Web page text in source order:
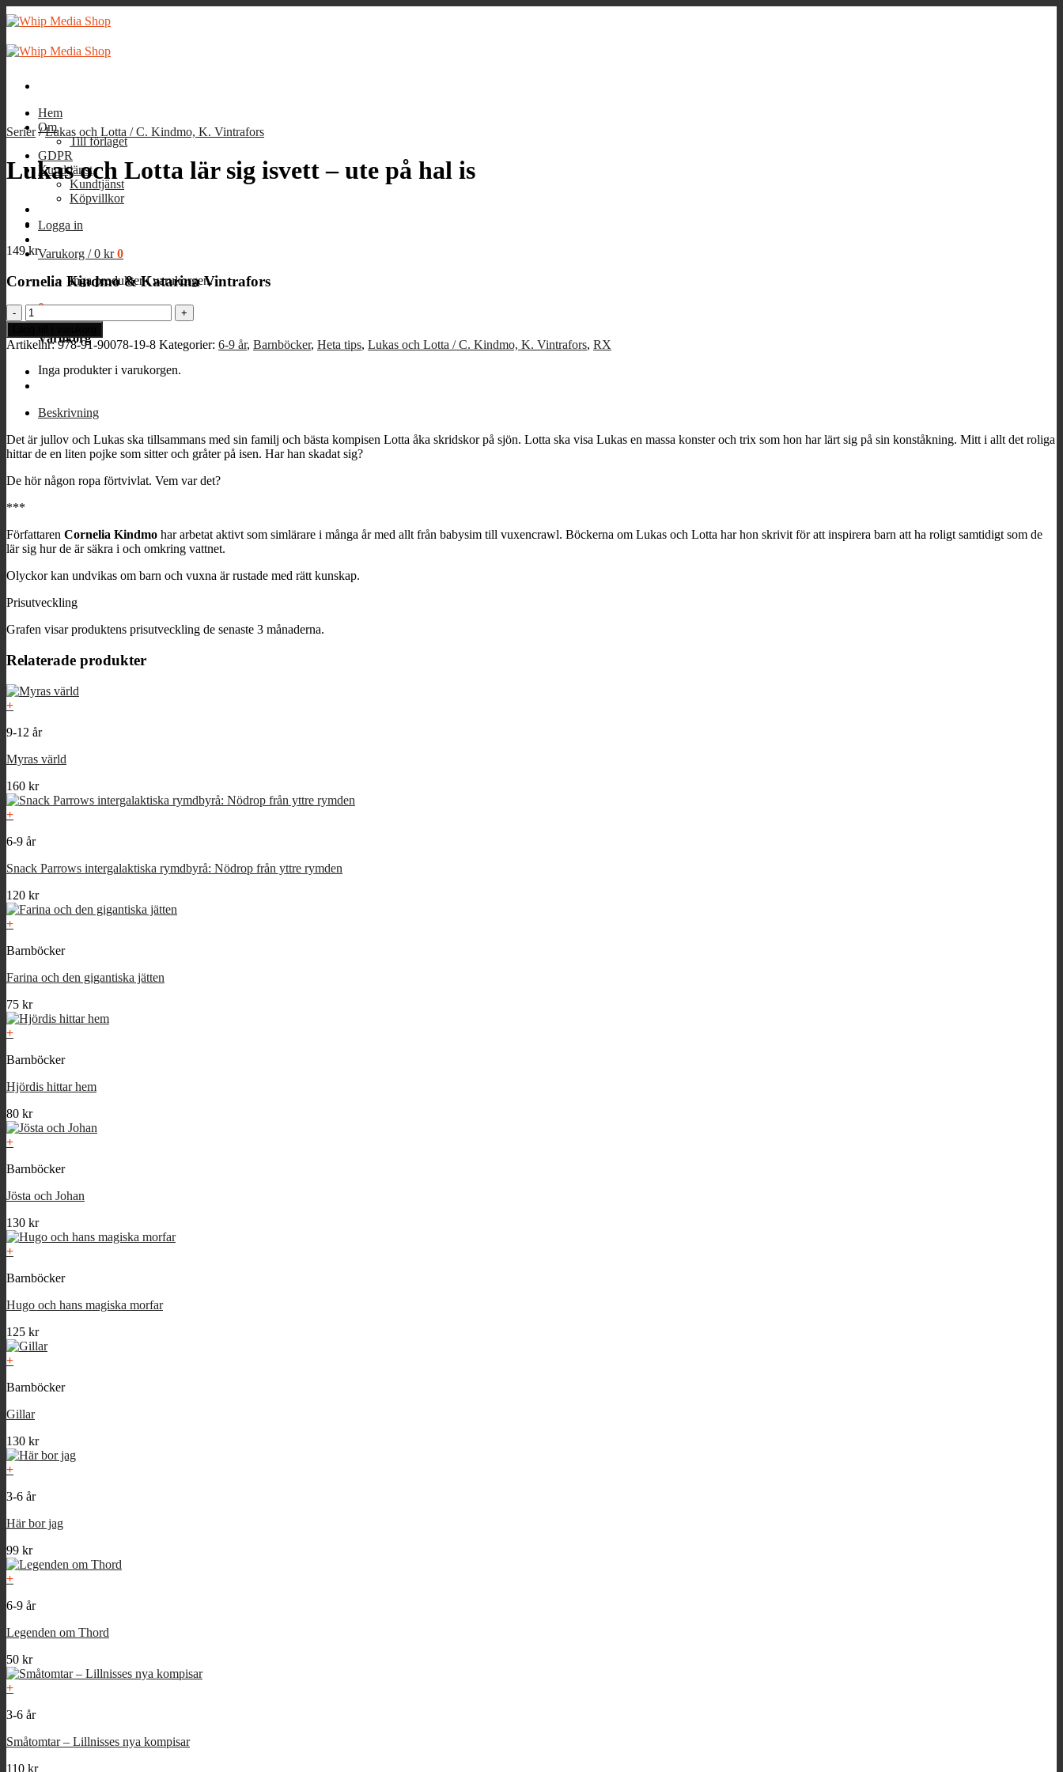
Skip
to
Hem
Om
Till förlaget
GDPR
Kundtjänst
Kundtjänst
Köpvillkor
Logga in
Varukorg /0 kr 0
Inga produkter i varukorgen.
0
Varukorg
Inga produkter i varukorgen.
Serier / Lukas och Lotta / C. Kindmo, K. Vintrafors
Lukas och Lotta lär sig isvett – ute på hal is
149kr
Cornelia Kindmo & Katarina Vintrafors
Lukas
och
Lotta
lär
sig
isvett
ute
hal
is
Artikelnr:978-91-90078-19-8 Kategorier: 6-9 år, Barnböcker, Heta tips, Lukas och Lotta / C. Kindmo, K. Vintrafors, RX
Beskrivning
Det är jullov och Lukas ska tillsammans med sin familj och bästa kompisen Lotta åka skridskor på sjön. Lotta ska visa Lukas en massa konster och trix som hon har lärt sig på sin konståkning. Mitt i allt det roliga
hittar de en liten pojke som sitter och gråter på isen. Har han skadat sig?
De hör någon ropa förtvivlat. Vem var det?
***
Författaren Cornelia Kindmo har arbetat aktivt som simlärare i många år med allt från babysim till vuxencrawl. Böckerna om Lukas och Lotta har hon skrivit för att inspirera barn att ha roligt samtidigt som de
lär sig hur de är säkra i och omkring vattnet.
Olyckor kan undvikas om barn och vuxna är rustade med rätt kunskap.
Prisutveckling
Grafen visar produktens prisutveckling de senaste 3 månaderna.
Relaterade produkter
+
9-12 år
Myras värld
160 kr
+
6-9 år
Snack Parrows intergalaktiska rymdbyrå: Nödrop från yttre rymden
120 kr
+
Barnböcker
Farina och den gigantiska jätten
75 kr
+
Barnböcker
Hjördis hittar hem
80 kr
+
Barnböcker
Jösta och Johan
130 kr
+
Barnböcker
Hugo och hans magiska morfar
125 kr
+
Barnböcker
Gillar
130 kr
+
3-6 år
Här bor jag
99 kr
+
6-9 år
Legenden om Thord
50 kr
+
3-6 år
Småtomtar – Lillnisses nya kompisar
110 kr